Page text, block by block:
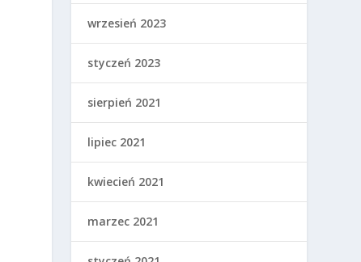
wrzesień 2023
styczeń 2023
sierpień 2021
lipiec 2021
kwiecień 2021
marzec 2021